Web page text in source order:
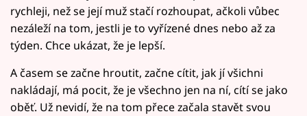
rychleji, než se její muž stačí rozhoupat, ačkoli vůbec
nezáleží na tom, jestli je to vyřízené dnes nebo až za
týden. Chce ukázat, že je lepší.
A časem se začne hroutit, začne cítit, jak jí všichni
nakládají, má pocit, že je všechno jen na ní, cítí se jako
oběť. Už nevidí, že na tom přece začala stavět svou